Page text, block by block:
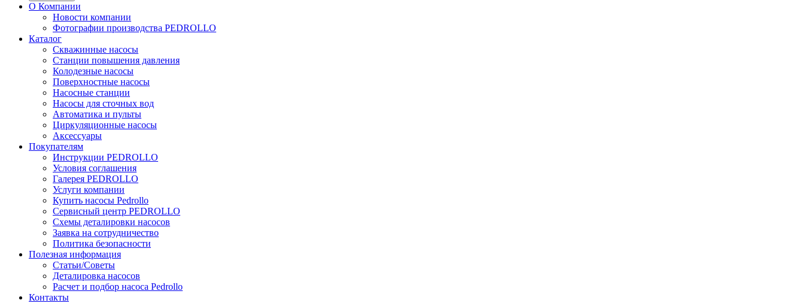
О Компании
Новости компании
Фотографии производства PEDROLLO
Каталог
Скважинные насосы
Станции повышения давления
Колодезные насосы
Поверхностные насосы
Насосные станции
Насосы для сточных вод
Автоматика и пульты
Циркуляционные насосы
Аксессуары
Покупателям
Инструкции PEDROLLO
Условия соглашения
Галерея PEDROLLO
Услуги компании
Купить насосы Pedrollo
Сервисный центр PEDROLLO
Схемы деталировки насосов
Заявка на сотрудничество
Политика безопасности
Полезная информация
Статьи/Советы
Деталировка насосов
Расчет и подбор насоса Pedrollo
Контакты